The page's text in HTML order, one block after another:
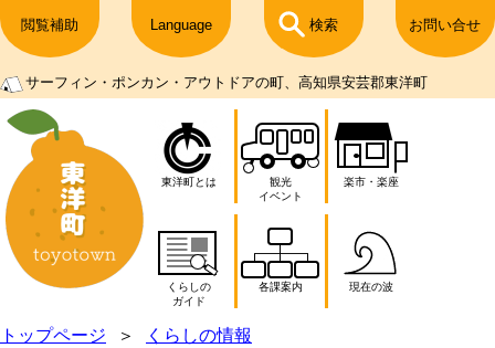
閲覧補助 Language 検索 お問い合せ
サーフィン・ポンカン・アウトドアの町、高知県安芸郡東洋町
東洋町とは
観光
イベント
楽市・楽座
くらしの
ガイド
各課案内 現在の波
トップページ くらしの情報